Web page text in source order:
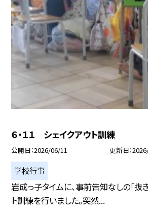
６・１１ シェイクアウト訓練
公開日 2026/06/11 更新日
学校行事
岩成っ子タイムに、事前告知なしの「抜
ト訓練を行いました。突然...